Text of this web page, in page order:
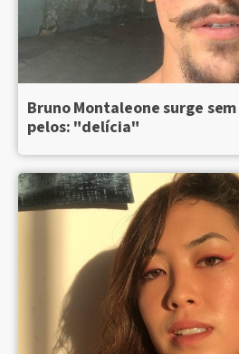
Bruno Montaleone surge
pelos: "delícia"